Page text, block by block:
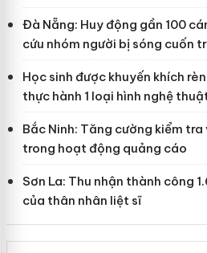
Đà Nẵng: Huy động gần 100
cứu nhóm người bị sóng cuốn
Học sinh được khuyến khích
thực hành 1 loại hình nghệ
Bắc Ninh: Tăng cường kiểm
trong hoạt động quảng cáo
Sơn La: Thu nhận thành công
của thân nhân liệt sĩ